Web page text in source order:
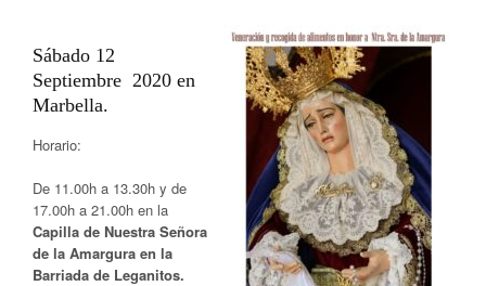
Sábado 12
Septiembre 2020 en
Marbella.
Horario:
De 11.00h a 13.30h y de
17.00h a 21.00h en la
Capilla de Nuestra Señora
de la Amargura en la
Barriada de Leganitos.